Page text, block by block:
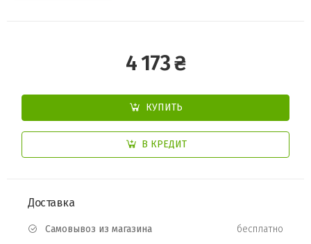
4 173 ₴
КУПИТЬ
В КРЕДИТ
Доставка
Самовывоз из магазина
бесплатно